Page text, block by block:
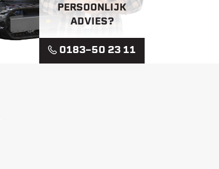
PERSOONLIJK
ADVIES?
0183-50 23 11